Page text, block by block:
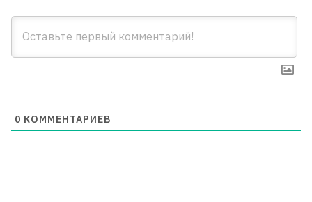
0 КОММЕНТАРИЕВ